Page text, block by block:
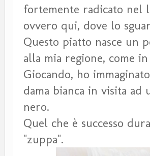
fortemente radicato
ovvero qui, dove lo
Questo piatto nasce un
alla mia regione, come
Giocando, ho
dama bianca in visita
nero.
Quel che è successo
"zuppa".